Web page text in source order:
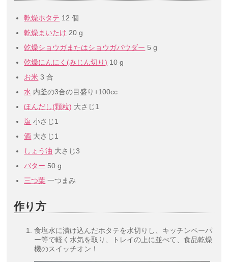
乾燥ホタテ 12 個
乾燥まいたけ 20 g
乾燥ショウガまたはショウガパウダー 5 g
乾燥にんにく(みじん切り) 10 g
お米 3 合
水 内釜の3合の目盛り+100cc
ほんだし(顆粒) 大さじ1
塩 小さじ1
酒 大さじ1
しょう油 大さじ3
バター 50 g
三つ葉 一つまみ
作り方
食塩水に漬け込んだホタテを水切りし、キッチンペーパ
ー等で軽く水気を取り、トレイの上に並べて、食品乾燥
機のスイッチオン！